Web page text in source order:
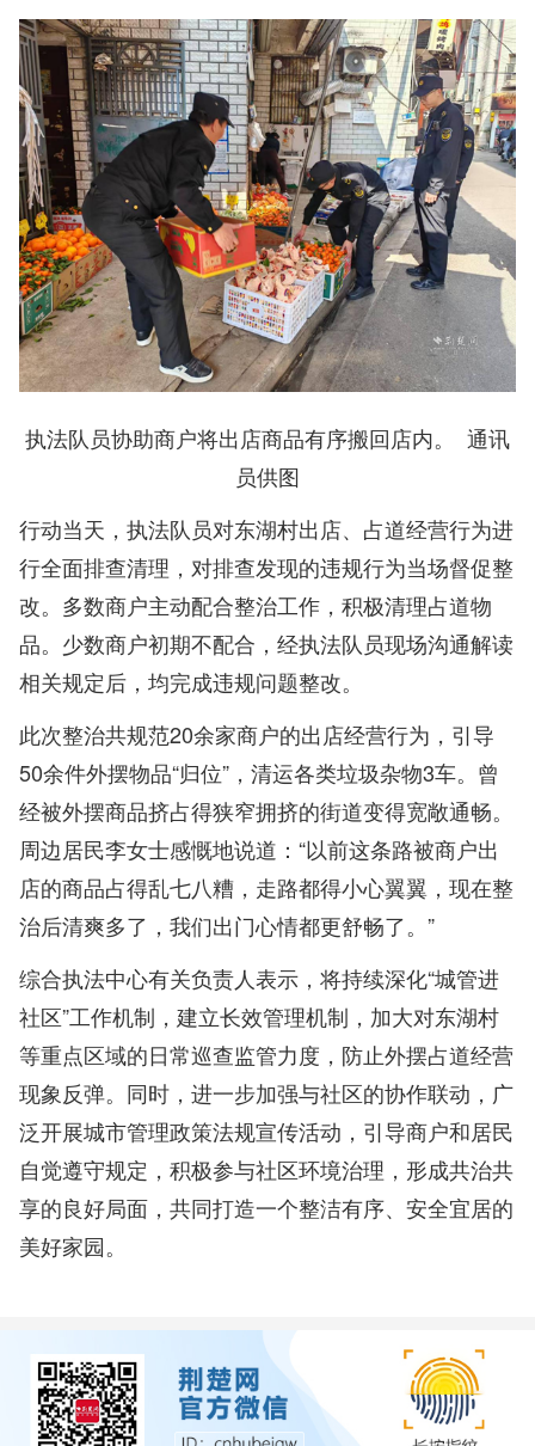
执法队员协助商户将出店商品有序搬回店内。 通讯
员供图
行动当天，执法队员对东湖村出店、占道经营行为进
行全面排查清理，对排查发现的违规行为当场督促整
改。多数商户主动配合整治工作，积极清理占道物
品。少数商户初期不配合，经执法队员现场沟通解读
相关规定后，均完成违规问题整改。
此次整治共规范20余家商户的出店经营行为，引导
50余件外摆物品“归位”，清运各类垃圾杂物3车。曾
经被外摆商品挤占得狭窄拥挤的街道变得宽敞通畅。
周边居民李女士感慨地说道：“以前这条路被商户出
店的商品占得乱七八糟，走路都得小心翼翼，现在整
治后清爽多了，我们出门心情都更舒畅了。”
综合执法中心有关负责人表示，将持续深化“城管进
社区”工作机制，建立长效管理机制，加大对东湖村
等重点区域的日常巡查监管力度，防止外摆占道经营
现象反弹。同时，进一步加强与社区的协作联动，广
泛开展城市管理政策法规宣传活动，引导商户和居民
自觉遵守规定，积极参与社区环境治理，形成共治共
享的良好局面，共同打造一个整洁有序、安全宜居的
美好家园。